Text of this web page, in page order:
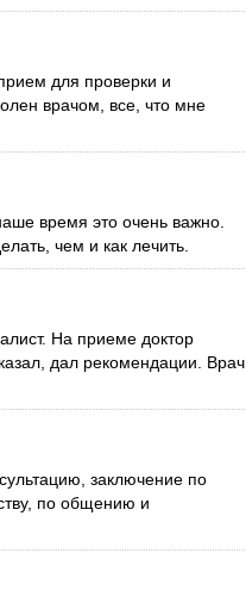
для проверки и
врачом, все, что мне
время это очень важно.
чем и как лечить.
На приеме доктор
дал рекомендации. Врач
заключение по
по общению и